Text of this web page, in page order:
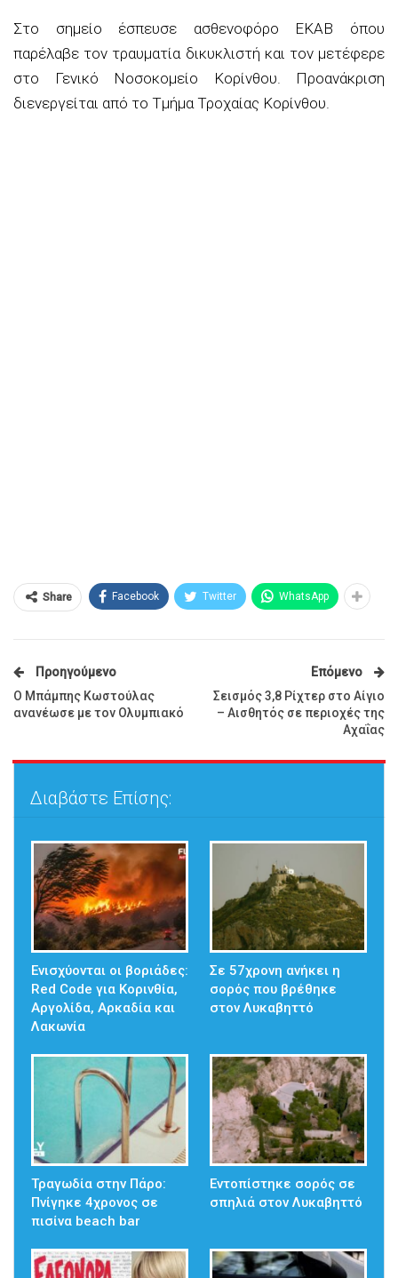
Στο σημείο έσπευσε ασθενοφόρο ΕΚΑΒ όπου
παρέλαβε τον τραυματία δικυκλιστή και τον μετέφερε
στο Γενικό Νοσοκομείο Κορίνθου. Προανάκριση
διενεργείται από το Τμήμα Τροχαίας Κορίνθου.
Share Facebook Twitter WhatsApp
Προηγούμενο
Ο Μπάμπης Κωστούλας
ανανέωσε με τον Ολυμπιακό
Επόμενο
Σεισμός 3,8 Ρίχτερ στο Αίγιο
– Αισθητός σε περιοχές της
Αχαΐας
Διαβάστε Επίσης:
Ενισχύονται οι βοριάδες:
Red Code για Κορινθία,
Αργολίδα, Αρκαδία και
Λακωνία
Σε 57χρονη ανήκει η
σορός που βρέθηκε
στον Λυκαβηττό
Τραγωδία στην Πάρο:
Πνίγηκε 4χρονος σε
πισίνα beach bar
Εντοπίστηκε σορός σε
σπηλιά στον Λυκαβηττό